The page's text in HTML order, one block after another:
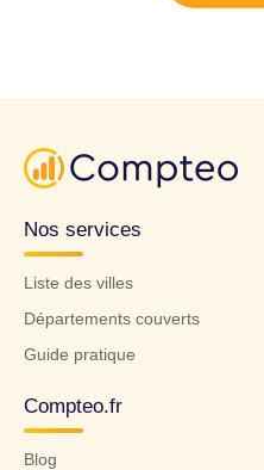
Nos services
Liste des villes
Départements couverts
Guide pratique
Compteo.fr
Blog